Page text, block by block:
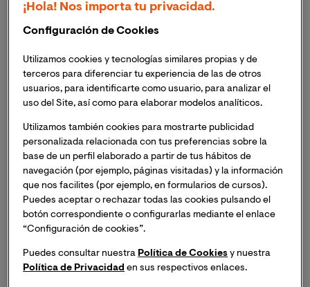
apuesta decidida de VIU porconsolidar a sus
facultades cómo órganos de formación e
sectores académicos y profesionales, y de poner en
relevancia el prestigio y excelencia de sus docentes y
su oferta formativa
Los nuevos decanos son, elDr. Joan M. Oleaque
Moreno
, al frente de la Facultad de Artes,
Humanidades y Comunicación; laDra. Gemma Ruiz
Varela, encabezando la Facultad de Ciencias de la
Educación; y elDr. Vicente Antonio Gea Caballero
la dirección de la Facultad de Ciencias de la Salud. A
ellos se suma elDr. Néstor Sánchez Doreste
asumiendo como director de la Escuela de Ingeniería,
Ciencia y Tecnología.
¡Hola! Nos importa tu privacidad.
Configuración de Cookies
Utilizamos cookies y tecnologías similares propias y de
terceros para diferenciar tu experiencia de las de otros
usuarios, para identificarte como usuario, para analizar el
uso del Site, así como para elaborar modelos analíticos.
Utilizamos también cookies para mostrarte publicidad
personalizada relacionada con tus preferencias sobre la
base de un perfil elaborado a partir de tus hábitos de
navegación (por ejemplo, páginas visitadas) y la información
que nos facilites (por ejemplo, en formularios de cursos).
Puedes aceptar o rechazar todas las cookies pulsando el
botón correspondiente o configurarlas mediante el enlace
“Configuración de cookies”.
Puedes consultar nuestra Política de Cookies y nuestra
Política de Privacidad en sus respectivos enlaces.